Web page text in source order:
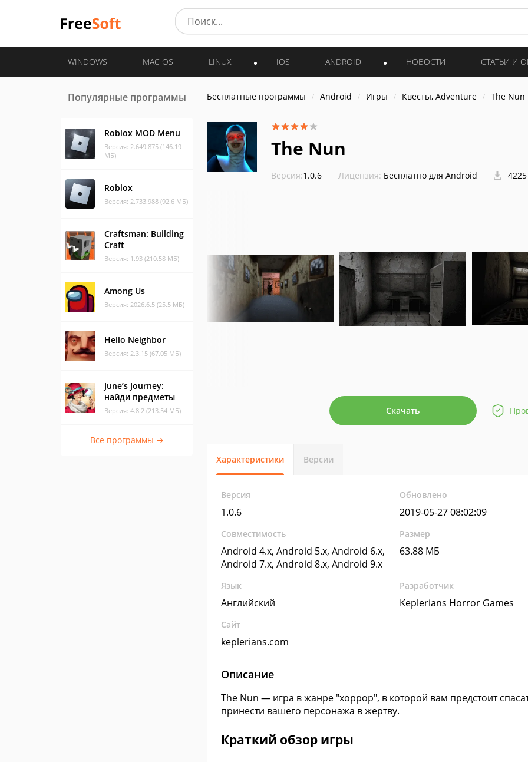
WINDOWS MAC OS LINUX IOS ANDROID НОВОСТИ СТАТЬИ И
Популярные программы
Roblox MOD Menu
Версия: 2.649.875 (146.19
МБ)
Roblox
Версия: 2.733.988 (92.6 МБ)
Craftsman: Building
Craft
Версия: 1.93 (210.58 МБ)
Among Us
Версия: 2026.6.5 (25.5 МБ)
Hello Neighbor
Версия: 2.3.15 (67.05 МБ)
June’s Journey:
найди предметы
Версия: 4.8.2 (213.54 МБ)
Все программы →
Бесплатные программы Android Игры Квесты, Adventure The Nun
The Nun
Версия:1.0.6 Лицензия: Бесплатно для Android
Скачать
Характеристики Версии
Версия
1.0.6
Обновлено
2019-05-27 08:02:09
Совместимость
Android 4.x, Android 5.x, Android 6.x,
Android 7.x, Android 8.x, Android 9.x
Размер
63.88 МБ
Язык
Английский
Разработчик
Keplerians Horror Games
Сайт
keplerians.com
Описание
The Nun — игра в жанре "хоррор", в которой вам предстоит
принести вашего персонажа в жертву.
Краткий обзор игры